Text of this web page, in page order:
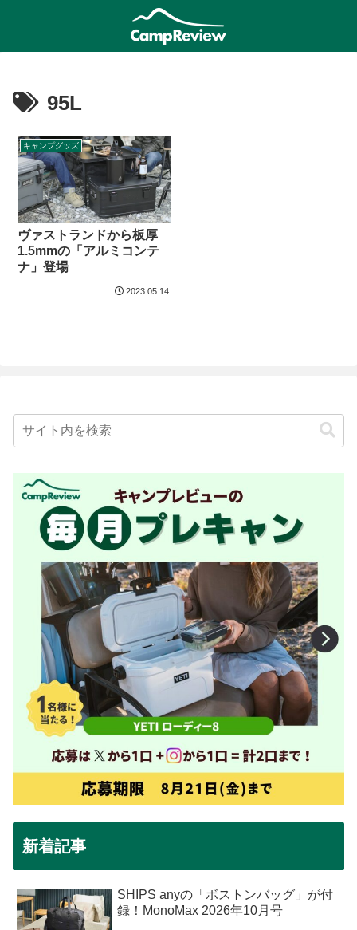
95L
キャンプグッズ
ヴァストランドから板厚
1.5mmの「アルミコンテ
ナ」登場
2023.05.14
新着記事
SHIPS anyの「ボストンバッグ」が付
録！MonoMax 2026年10月号